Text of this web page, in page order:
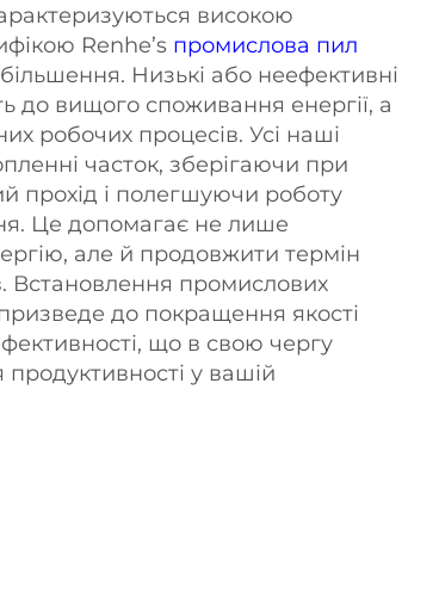
високою
Renhe’s промислова пил
Низькі або неефективні
до вищого споживання енергії, а
робочих процесів. Усі наші
часток, зберігаючи при
прохід і полегшуючи роботу
Це допомагає не лише
але й продовжити термін
Встановлення промислових
до покращення якості
що в свою чергу
у вашій